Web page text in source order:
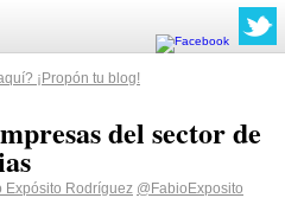
¡Propón tu blog!
del sector de
Expósito Rodríguez @FabioExposito